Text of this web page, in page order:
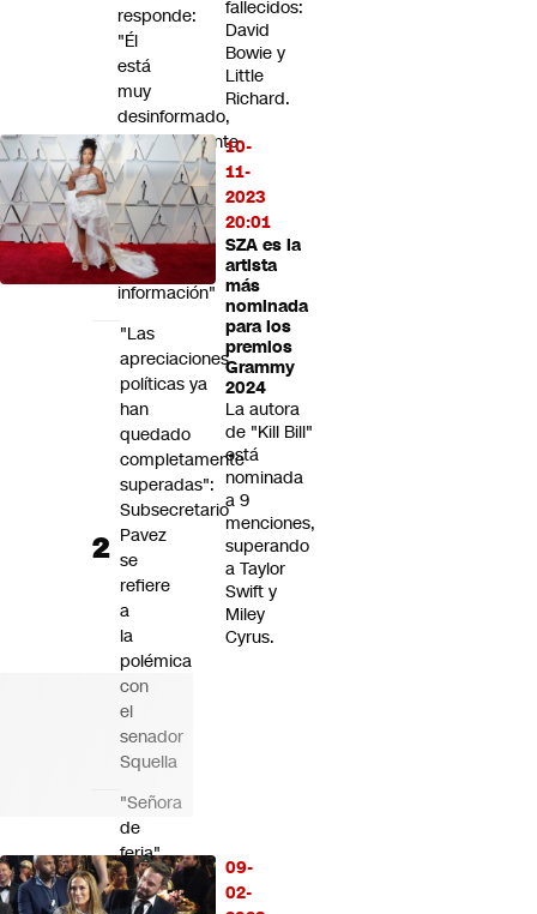
fallecidos:
David
Bowie y
Little
Richard.
10-
11-
2023
20:01
SZA es la
artista
más
nominada
para los
premios
Grammy
2024
La autora
de "Kill Bill"
está
nominada
a 9
menciones,
superando
a Taylor
Swift y
Miley
Cyrus.
09-
02-
responde:
"Él
está
muy
desinformado,
probablemente
no
le
entregaron
toda
la
información"
"Las
apreciaciones
políticas ya
han
quedado
completamente
superadas":
Subsecretario
Pavez
se
refiere
a
la
polémica
con
el
senador
Squella
"Señora
de
feria"
y
"se